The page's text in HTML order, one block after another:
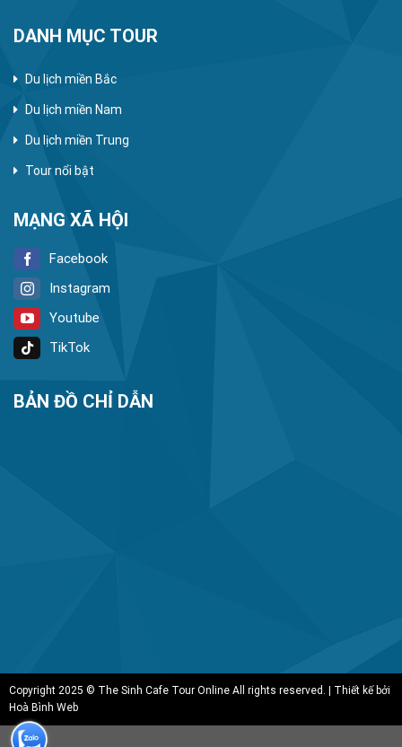
DANH MỤC TOUR
Du lịch miền Bắc
Du lịch miền Nam
Du lịch miền Trung
Tour nổi bật
MẠNG XÃ HỘI
Facebook
Instagram
Youtube
TikTok
BẢN ĐỒ CHỈ DẪN
Copyright 2025 © The Sinh Cafe Tour Online All rights reserved. | Thiết kế bởi
Hoà Bình Web